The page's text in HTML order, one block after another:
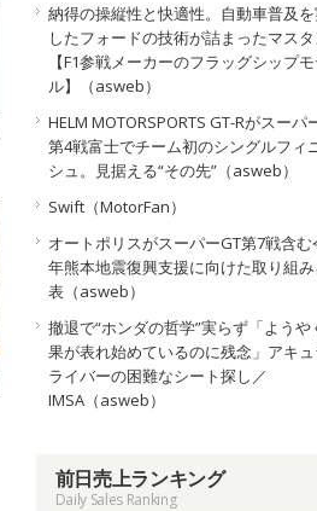
納得の操縦性と快適性。自動車普及を
したフォードの技術が詰まったマス
【F1参戦メーカーのフラッグシップ
ル】（asweb）
HELM MOTORSPORTS GT-Rがスーパ
第4戦富士でチーム初のシングルフィ
シュ。見据える“その先”（asweb）
Swift（MotorFan）
オートポリスがスーパーGT第7戦含む
年熊本地震復興支援に向けた取り組
表（asweb）
撤退で“ホンダの哲学”実らず「ようや
果が表れ始めているのに残念」アキ
ライバーの困難なシート探し／
IMSA（asweb）
前日売上ランキング
Daily Sales Ranking